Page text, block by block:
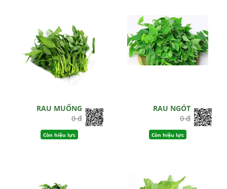
RAU MUỐNG
0 đ
Còn hiệu lực
RAU NGÓT
0 đ
Còn hiệu lực